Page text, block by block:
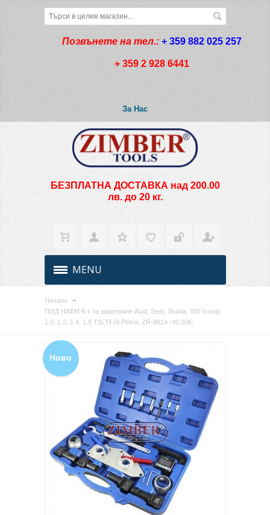
Позвънете на тел.: + 359 882 025 257
+ 359 2 928 6441
За Нас
БЕЗПЛАТНА ДОСТАВКА над 200.00
лв. до 20 кг.
MENU
Начало
ПОД НАЕМ К-т за зацепване Audi, Seat, Skoda, VW Group
1.0, 1.2, 1.4, 1.5 TSi,TFSI Petrol, ZR-8824 -40.00€-
Ново